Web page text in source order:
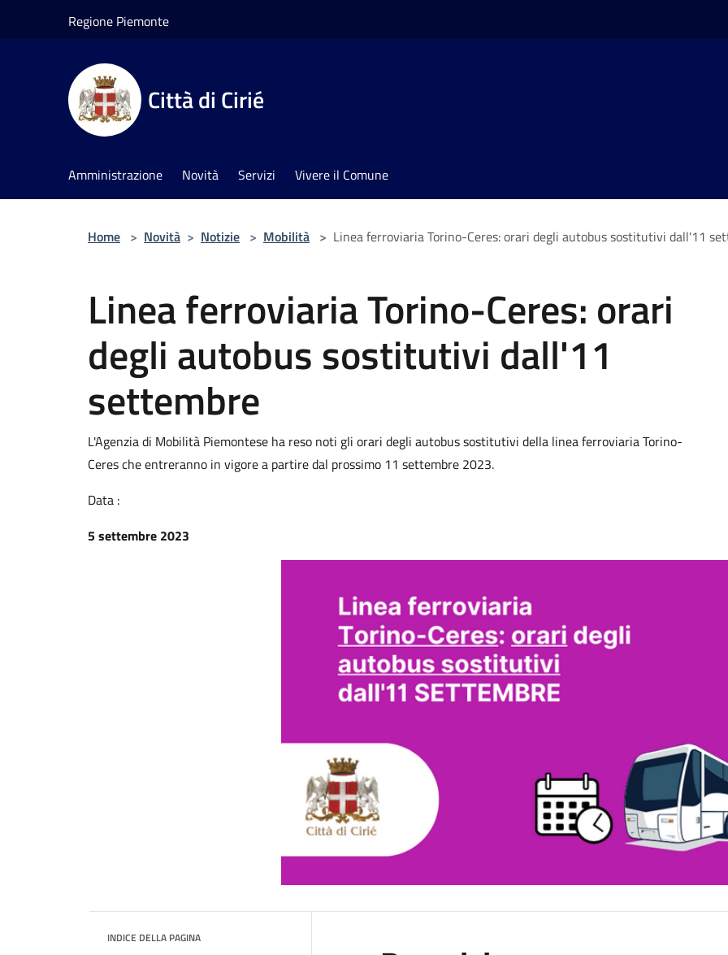
Regione Piemonte
Città di Cirié
Amministrazione Novità Servizi Vivere il Comune
Home > Novità > Notizie > Mobilità > Linea ferroviaria Torino-Ceres: orari degli autobus sostitutivi dall'11
Linea ferroviaria Torino-Ceres: orari
degli autobus sostitutivi dall'11
settembre
L'Agenzia di Mobilità Piemontese ha reso noti gli orari degli autobus sostitutivi della linea ferroviaria Torino-
Ceres che entreranno in vigore a partire dal prossimo 11 settembre 2023.
Data :
5 settembre 2023
INDICE DELLA PAGINA